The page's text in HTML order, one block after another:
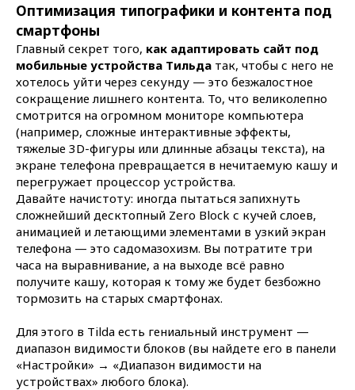
Оптимизация типографики и контента под
смартфоны
Главный секрет того, как адаптировать сайт под
мобильные устройства Тильда так, чтобы с него не
хотелось уйти через секунду — это безжалостное
сокращение лишнего контента. То, что великолепно
смотрится на огромном мониторе компьютера
(например, сложные интерактивные эффекты,
тяжелые 3D-фигуры или длинные абзацы текста), на
экране телефона превращается в нечитаемую кашу и
перегружает процессор устройства.
Давайте начистоту: иногда пытаться запихнуть
сложнейший десктопный Zero Block с кучей слоев,
анимацией и летающими элементами в узкий экран
телефона — это садомазохизм. Вы потратите три
часа на выравнивание, а на выходе всё равно
получите кашу, которая к тому же будет безбожно
тормозить на старых смартфонах.
Для этого в Tilda есть гениальный инструмент —
диапазон видимости блоков (вы найдете его в панели
«Настройки» → «Диапазон видимости на
устройствах» любого блока).